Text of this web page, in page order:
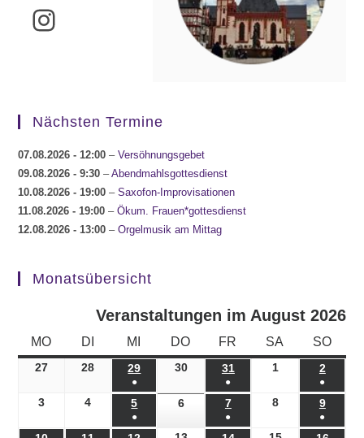
Instagram
Nächsten Termine
07.08.2026 - 12:00 –Versöhnungsgebet
09.08.2026 - 9:30 –Abendmahlsgottesdienst
10.08.2026 - 19:00 –Saxofon-Improvisationen
11.08.2026 - 19:00 –Ökum. Frauen*gottesdienst
12.08.2026 - 13:00 –Orgelmusik am Mittag
Monatsübersicht
Veranstaltungen im August 2026
MO MONTAG
DI DIENSTAG
MI MITTWOCH
DO DONNERSTAG
FR FREITAG
SA SAMSTAG
SO
27 27.07.2026
28 28.07.2026
29 29.07.2026
●
(1
Veranstaltung)
3030.07.2026
3131.07.2026
●
(1
Veranstaltung)
101.08.2026
2
●
(1
3 03.08.2026
4 04.08.2026
5 05.08.2026
●
606.08.2026
707.08.2026
●
808.08.2026
9
●